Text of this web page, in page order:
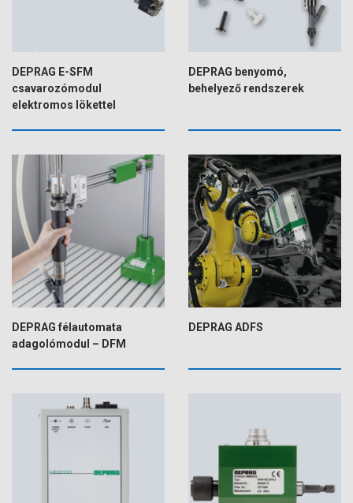
DEPRAG E-SFM
csavarozómodul
elektromos lökettel
DEPRAG benyomó,
behelyező rendszerek
DEPRAG félautomata
adagolómodul – DFM
DEPRAG ADFS